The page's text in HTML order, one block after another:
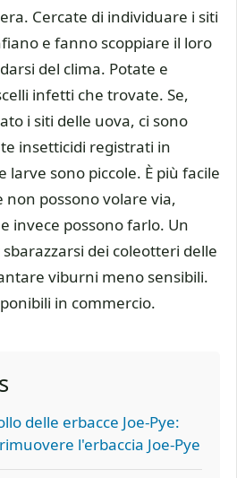
Cercate di individuare i siti
e fanno scoppiare il loro
del clima. Potate e
infetti che trovate. Se,
i siti delle uova, ci sono
insetticidi registrati in
sono piccole. È più facile
non possono volare via,
invece possono farlo. Un
dei coleotteri delle
viburni meno sensibili.
in commercio.
delle erbacce Joe-Pye:
l'erbaccia Joe-Pye